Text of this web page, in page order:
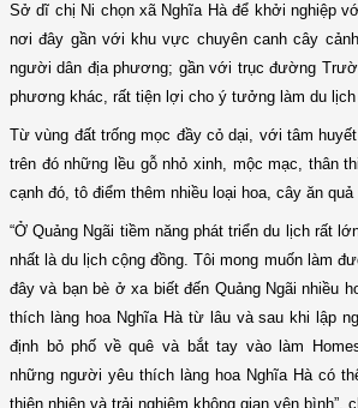
Sở dĩ chị Ni chọn xã Nghĩa Hà để khởi nghiệp
nơi đây gần với khu vực chuyên canh cây
người dân địa phương; gần với trục đường
phương khác, rất tiện lợi cho ý tưởng làm du lịch
Từ vùng đất trống mọc đầy cỏ dại, với tâm
trên đó những lều gỗ nhỏ xinh, mộc mạc, thân
cạnh đó, tô điểm thêm nhiều loại hoa, cây ăn
“Ở Quảng Ngãi tiềm năng phát triển du lịch rất
nhất là du lịch cộng đồng. Tôi mong muốn làm
đây và bạn bè ở xa biết đến Quảng Ngãi nhiều
thích làng hoa Nghĩa Hà từ lâu và sau khi lập
định bỏ phố về quê và bắt tay vào làm
những người yêu thích làng hoa Nghĩa Hà có
thiên nhiên và trải nghiệm không gian yên bình”,